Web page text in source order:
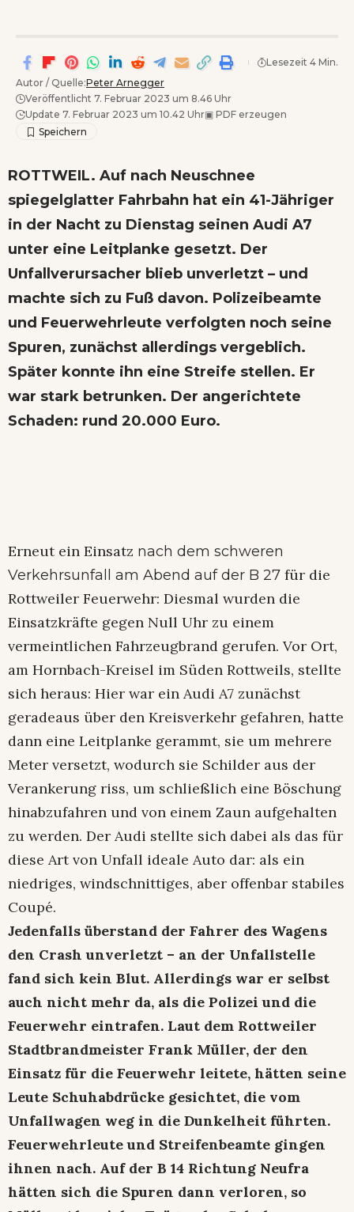
Autor / Quelle:Peter Arnegger
Veröffentlicht 7. Februar 2023 um 8.46 Uhr
Update 7. Februar 2023 um 10.42 Uhr▣ PDF erzeugen
Lesezeit 4 Min.
ROTTWEIL. Auf nach Neuschnee
spiegelglatter Fahrbahn hat ein 41-Jähriger
in der Nacht zu Dienstag seinen Audi A7
unter eine Leitplanke gesetzt. Der
Unfallverursacher blieb unverletzt – und
machte sich zu Fuß davon. Polizeibeamte
und Feuerwehrleute verfolgten noch seine
Spuren, zunächst allerdings vergeblich.
Später konnte ihn eine Streife stellen. Er
war stark betrunken. Der angerichtete
Schaden: rund 20.000 Euro.
Erneut ein Einsatz nach dem schweren
Verkehrsunfall am Abend auf der B 27 für die
Rottweiler Feuerwehr: Diesmal wurden die
Einsatzkräfte gegen Null Uhr zu einem
vermeintlichen Fahrzeugbrand gerufen. Vor Ort,
am Hornbach-Kreisel im Süden Rottweils, stellte
sich heraus: Hier war ein Audi A7 zunächst
geradeaus über den Kreisverkehr gefahren, hatte
dann eine Leitplanke gerammt, sie um mehrere
Meter versetzt, wodurch sie Schilder aus der
Verankerung riss, um schließlich eine Böschung
hinabzufahren und von einem Zaun aufgehalten
zu werden. Der Audi stellte sich dabei als das für
diese Art von Unfall ideale Auto dar: als ein
niedriges, windschnittiges, aber offenbar stabiles
Coupé.
Jedenfalls überstand der Fahrer des Wagens
den Crash unverletzt – an der Unfallstelle
fand sich kein Blut. Allerdings war er selbst
auch nicht mehr da, als die Polizei und die
Feuerwehr eintrafen. Laut dem Rottweiler
Stadtbrandmeister Frank Müller, der den
Einsatz für die Feuerwehr leitete, hätten seine
Leute Schuhabdrücke gesichtet, die vom
Unfallwagen weg in die Dunkelheit führten.
Feuerwehrleute und Streifenbeamte gingen
ihnen nach. Auf der B 14 Richtung Neufra
hätten sich die Spuren dann verloren, so